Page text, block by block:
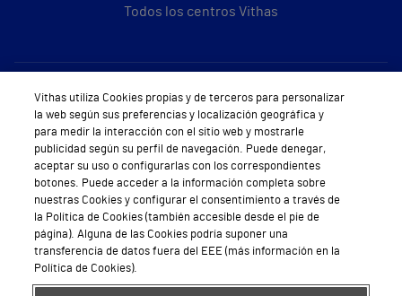
Todos los centros Vithas
Sobre Vithas
Quiénes somos
Trabajar en Vithas
Teléfono Cita Médica
Teléfono Atención al Cliente
Política de seguridad y salud en el trabajo
Vithas utiliza Cookies propias y de terceros para personalizar
la web según sus preferencias y localización geográfica y
para medir la interacción con el sitio web y mostrarle
publicidad según su perfil de navegación. Puede denegar,
aceptar su uso o configurarlas con los correspondientes
botones. Puede acceder a la información completa sobre
nuestras Cookies y configurar el consentimiento a través de
la Política de Cookies (también accesible desde el pie de
página). Alguna de las Cookies podría suponer una
transferencia de datos fuera del EEE (más información en la
Política de Cookies).